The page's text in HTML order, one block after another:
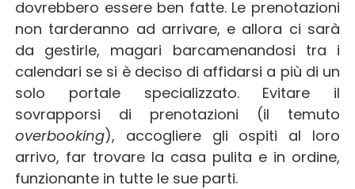
dovrebbero essere ben fatte. Le prenotazioni
non tarderanno ad arrivare, e allora ci sarà
da gestirle, magari barcamenandosi tra i
calendari se si è deciso di affidarsi a più di un
solo portale specializzato. Evitare il
sovrapporsi di prenotazioni (il temuto
overbooking), accogliere gli ospiti al loro
arrivo, far trovare la casa pulita e in ordine,
funzionante in tutte le sue parti.